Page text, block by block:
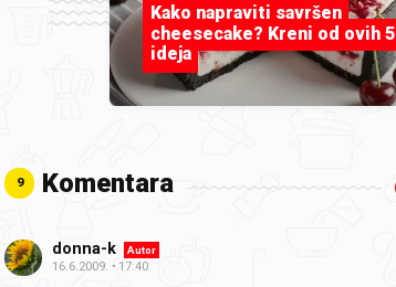
Kako napraviti savršen
cheesecake? Kreni od ovih 5
ideja
9 Komentara
donna-k Autor
16.6.2009. 17:40